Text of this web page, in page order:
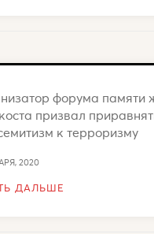
форума памяти
призвал
к терроризму
2020
ДАЛЬШЕ